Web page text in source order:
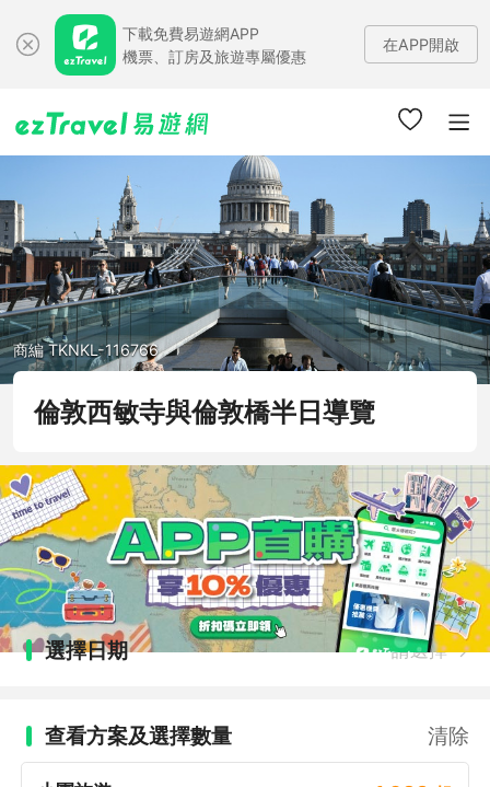
下載免費易遊網APP
機票、訂房及旅遊專屬優惠
在APP開啟
商編 TKNKL-116766
倫敦西敏寺與倫敦橋半日導覽
選擇日期 請選擇
查看方案及選擇數量 清除